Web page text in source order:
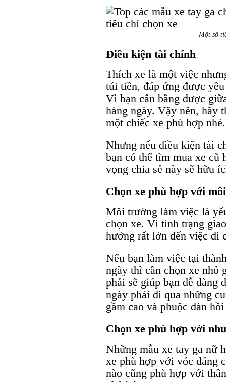
Một số
Điều kiện tài chính
Thích xe là một việc
túi tiền, đáp ứng được
Vì bạn cân bằng được
hàng ngày. Vậy nên, hãy
một chiếc xe phù hợp nhé.
Nhưng nếu điều kiện tài
bạn có thể tìm mua xe cũ
vọng chia sẻ này sẽ hữu
Chọn xe phù hợp với
Môi trường làm việc là
chọn xe. Vì tình trạng
hưởng rất lớn đến việc di
Nếu bạn làm việc tại
ngày thì cần chọn xe
phải sẽ giúp bạn dễ dàng
ngày phải đi qua những
gầm cao và phuộc đàn
Chọn xe phù hợp với
Những mẫu xe tay ga nữ
xe phù hợp với vóc dáng
nào cũng phù hợp với